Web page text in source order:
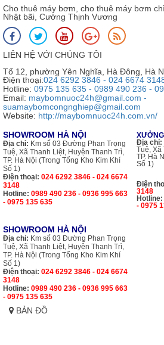
Cho thuê máy bơm, cho thuê máy bơm
Nhật bãi, Cường Thịnh Vương
LIÊN HỆ VỚI CHÚNG TÔI
Tổ 12, phường Yên Nghĩa, Hà Đông, Hà
Điện thoại:024 6292 3846 - 024 6674
Hotline: 0975 135 635 - 0989 490 236 -
Email: maybomnuoc24h@gmail.com -
suamaybomcongnghiep@gmail.com
Website: http://maybomnuoc24h.com.vn/
SHOWROOM HÀ NỘI
Địa chỉ: Km số 03 Đường Phan Trọng
Tuệ, Xã Thanh Liệt, Huyện Thanh Trì,
TP. Hà Nội (Trong Tổng Kho Kim Khí
Số 1)
Điện thoại: 024 6292 3846 - 024 6674
3148
Hotline: 0989 490 236 - 0936 995 663
- 0975 135 635
Địa chỉ:
Tuệ, Xã
TP. Hà
Số 1)
Điện
3148
Hotline:
- 0975
SHOWROOM HÀ NỘI
Địa chỉ: Km số 03 Đường Phan Trọng
Tuệ, Xã Thanh Liệt, Huyện Thanh Trì,
TP. Hà Nội (Trong Tổng Kho Kim Khí
Số 1)
Điện thoại: 024 6292 3846 - 024 6674
3148
Hotline: 0989 490 236 - 0936 995 663
- 0975 135 635
BẢN ĐỒ